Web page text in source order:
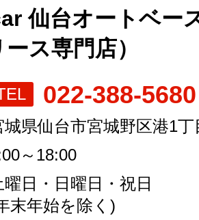
仙台オートベー
ース専門店）
022-388-5680
城県仙台市宮城野区港1丁
～18:00
曜日・日曜日・祝日
末年始を除く)